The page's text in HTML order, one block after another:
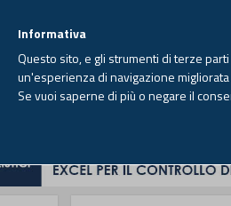
Informativa
Questo sito, e gli strumenti di terze
un'esperienza di navigazione
Se vuoi saperne di più o negare il